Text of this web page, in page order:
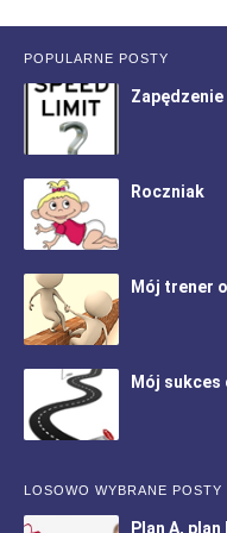
POPULARNE POSTY
Roczniak
Mój trener
Mój sukces
LOSOWO WYBRANE POSTY
Plan A,